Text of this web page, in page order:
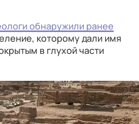
обнаружили ранее
которому дали имя
в глухой части